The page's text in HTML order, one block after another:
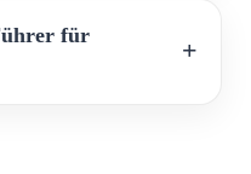
für